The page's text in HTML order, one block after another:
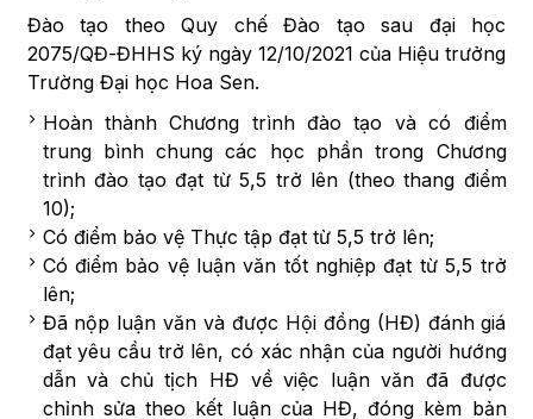
Đào tạo theo Quy chế Đào tạo sau đại học
2075/QĐ-ĐHHS ký ngày 12/10/2021 của Hiệu trưởng
Trường Đại học Hoa Sen.
Hoàn thành Chương trình đào tạo và có điểm
trung bình chung các học phần trong Chương
trình đào tạo đạt từ 5,5 trở lên (theo thang điểm
10);
Có điểm bảo vệ Thực tập đạt từ 5,5 trở lên;
Có điểm bảo vệ luận văn tốt nghiệp đạt từ 5,5 trở
lên;
Đã nộp luận văn và được Hội đồng (HĐ) đánh giá
đạt yêu cầu trở lên, có xác nhận của người hướng
dẫn và chủ tịch HĐ về việc luận văn đã được
chỉnh sửa theo kết luận của HĐ, đóng kèm bản